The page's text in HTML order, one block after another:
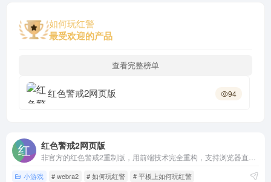
如何玩红警
最受欢迎的产品
查看完整榜单
红色警戒2网页版 94
红色警戒2网页版
小游戏 # webra2 # 如何玩红警 # 平板上如何玩红警